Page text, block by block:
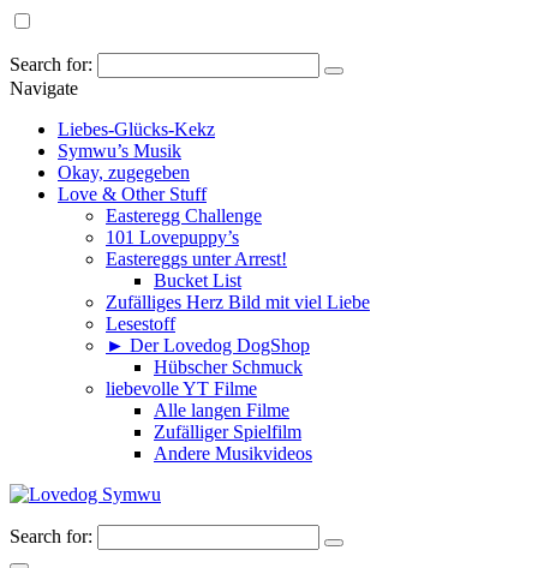
Search for:
Navigate
Liebes-Glücks-Kekz
Symwu’s Musik
Okay, zugegeben
Love & Other Stuff
Easteregg Challenge
101 Lovepuppy’s
Eastereggs unter Arrest!
Bucket List
Zufälliges Herz Bild mit viel Liebe
Lesestoff
► Der Lovedog DogShop
Hübscher Schmuck
liebevolle YT Filme
Alle langen Filme
Zufälliger Spielfilm
Andere Musikvideos
Search for: